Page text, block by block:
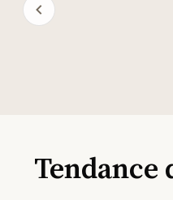
Tendance